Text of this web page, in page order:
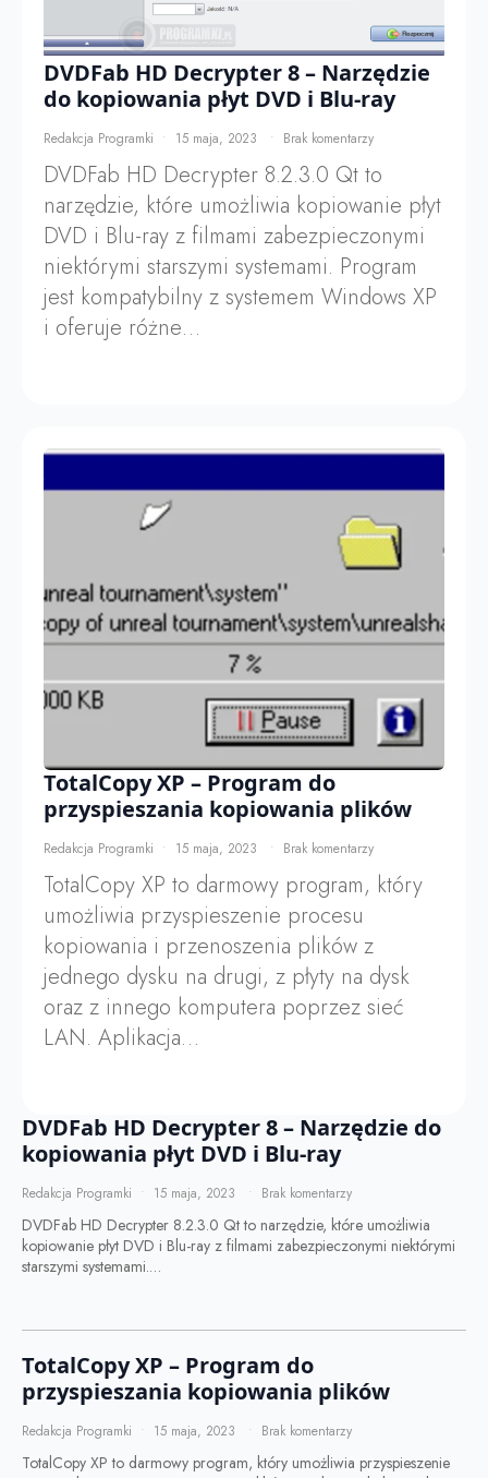
DVDFab HD Decrypter 8 – Narzędzie
do kopiowania płyt DVD i Blu-ray
Redakcja Programki 15 maja, 2023 Brak komentarzy
DVDFab HD Decrypter 8.2.3.0 Qt to
narzędzie, które umożliwia kopiowanie płyt
DVD i Blu-ray z filmami zabezpieczonymi
niektórymi starszymi systemami. Program
jest kompatybilny z systemem Windows XP
i oferuje różne…
TotalCopy XP – Program do
przyspieszania kopiowania plików
Redakcja Programki 15 maja, 2023 Brak komentarzy
TotalCopy XP to darmowy program, który
umożliwia przyspieszenie procesu
kopiowania i przenoszenia plików z
jednego dysku na drugi, z płyty na dysk
oraz z innego komputera poprzez sieć
LAN. Aplikacja…
DVDFab HD Decrypter 8 – Narzędzie do
kopiowania płyt DVD i Blu-ray
Redakcja Programki 15 maja, 2023 Brak komentarzy
DVDFab HD Decrypter 8.2.3.0 Qt to narzędzie, które umożliwia
kopiowanie płyt DVD i Blu-ray z filmami zabezpieczonymi niektórymi
starszymi systemami.…
TotalCopy XP – Program do
przyspieszania kopiowania plików
Redakcja Programki 15 maja, 2023 Brak komentarzy
TotalCopy XP to darmowy program, który umożliwia przyspieszenie